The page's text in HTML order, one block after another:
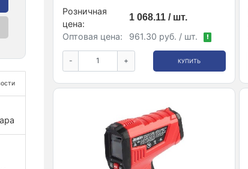
Розничная
цена:
1 068.11 / шт.
Оптовая цена:
961.30 руб. / шт. !
- + КУПИТЬ